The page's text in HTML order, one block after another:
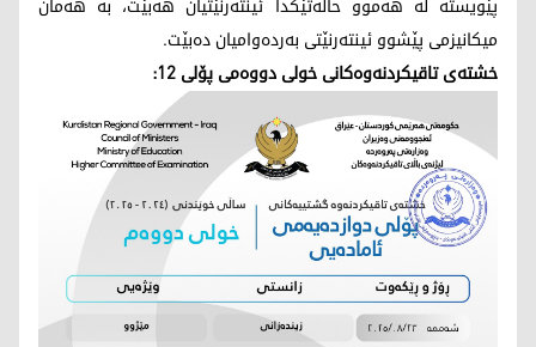
میکانیزمی پێشوو ئینتەرنێتی بەردەوامیان دەبێت.
خشتەی تاقیکردنەوەکانی خولی دووەمی پۆلی 12: